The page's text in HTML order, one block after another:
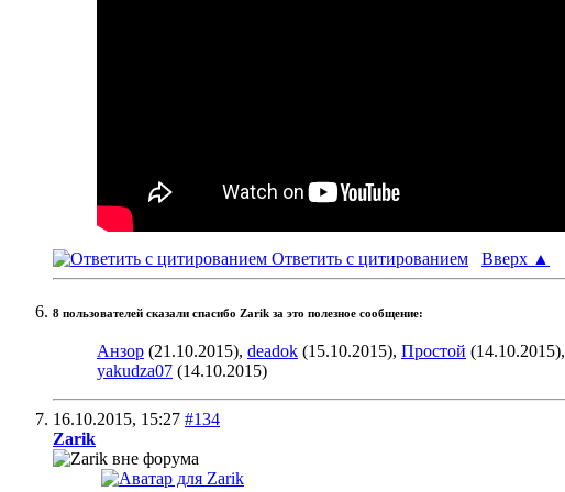
Ответить с цитированием Вверх ▲
8 пользователей сказали cпасибо Zarik за это полезное сообщение:
Анзор (21.10.2015), deadok (15.10.2015), Простой (14.10.2015),
yakudza07 (14.10.2015)
16.10.2015, 15:27 #134
Zarik